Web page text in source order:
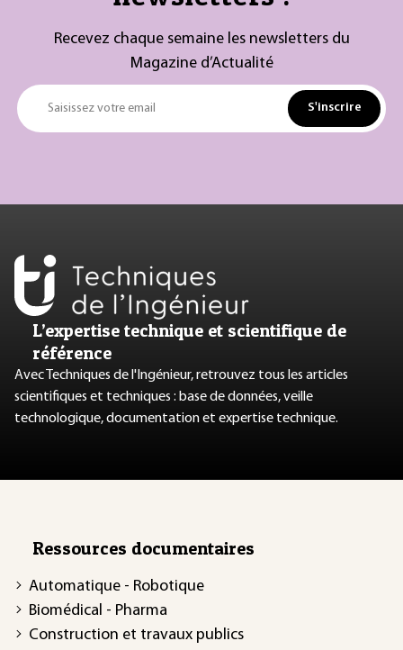
Recevez chaque semaine les newsletters du
Magazine d’Actualité
Saisissez votre email S'inscrire
L’expertise technique et scientifique de
référence
Avec Techniques de l'Ingénieur, retrouvez tous les articles
scientifiques et techniques : base de données, veille
technologique, documentation et expertise technique.
Ressources documentaires
Automatique - Robotique
Biomédical - Pharma
Construction et travaux publics